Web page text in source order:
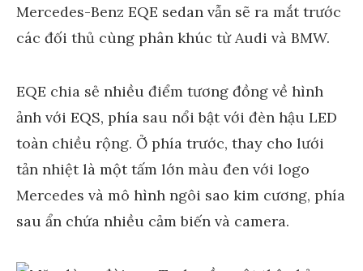
EQE chia sẻ nhiều điểm tương đồng về hình
ảnh với EQS, phía sau nổi bật với đèn hậu LED
toàn chiều rộng. Ở phía trước, thay cho lưới
tản nhiệt là một tấm lớn màu đen với logo
Mercedes và mô hình ngôi sao kim cương, phía
sau ẩn chứa nhiều cảm biến và camera.